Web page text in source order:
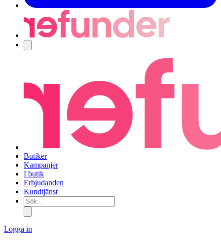
Butiker
Kampanjer
I butik
Erbjudanden
Kundtjänst
Sök...
Logga in